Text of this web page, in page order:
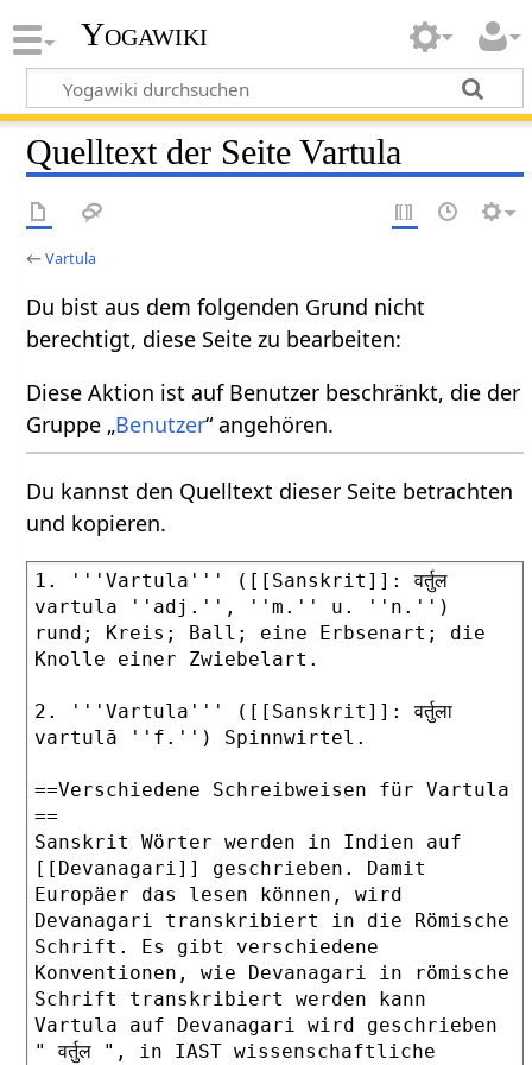
Yogawiki
Quelltext der Seite Vartula
←Vartula
Du bist aus dem folgenden Grund nicht
berechtigt, diese Seite zu bearbeiten:
Diese Aktion ist auf Benutzer beschränkt, die der
Gruppe „Benutzer“ angehören.
Du kannst den Quelltext dieser Seite betrachten
und kopieren.